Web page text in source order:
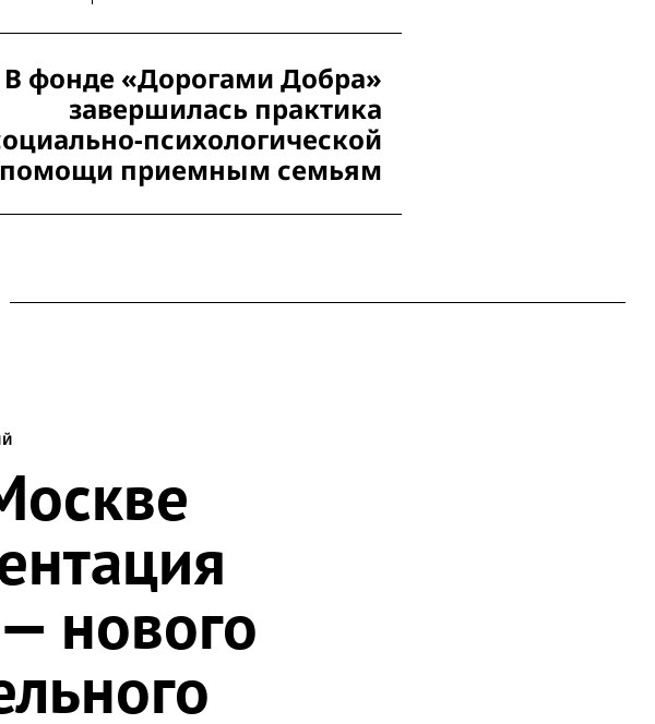
В фонде «Дорогами Добра»
завершилась практика
психологической
помощи приемным семьям
нового